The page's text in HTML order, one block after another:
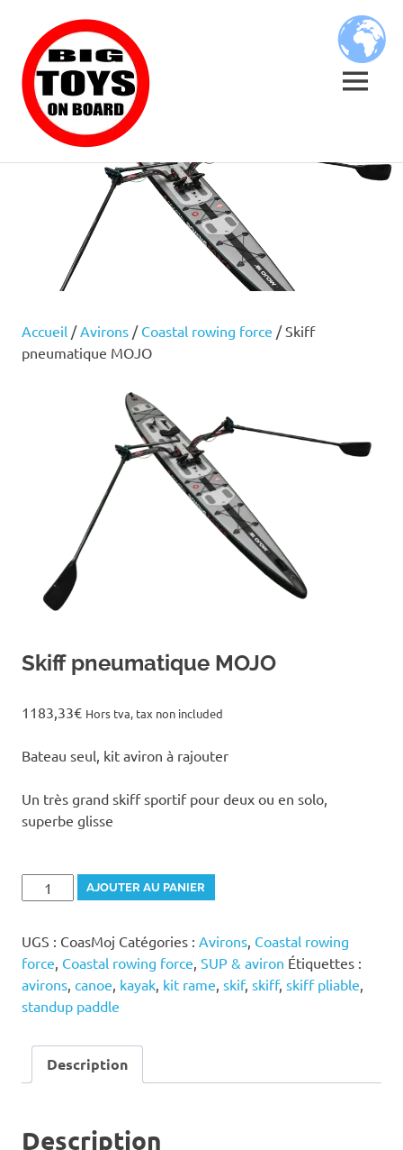
content
BOARD
MENU
Accueil /Avirons / Coastal rowing force / Skiff
pneumatique MOJO
Skiff pneumatique MOJO
1183,33€ Hors tva, tax non included
Bateau seul, kit aviron à rajouter
Un très grand skiff sportif pour deux ou en solo,
superbe glisse
quantité
de
pneumatique
MOJO
AJOUTER AU PANIER
UGS : CoasMoj Catégories : Avirons Coastal rowing
force Coastal rowing force SUP & aviron Étiquettes :
avirons canoe kayak kit rame skif, skiff, skiff pliable
standup paddle
Description
Description